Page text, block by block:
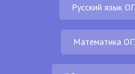
Русский язык
Математика